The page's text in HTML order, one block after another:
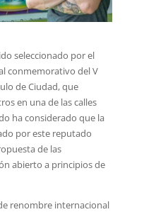
seleccionado por el
conmemorativo del V
de Ciudad, que
en una de las calles
ha considerado que la
por este reputado
de las
abierto a principios de
renombre internacional